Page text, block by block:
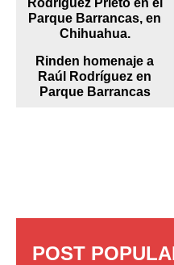
Rinden homenaje a
Raúl Rodríguez en
Parque Barrancas
POST